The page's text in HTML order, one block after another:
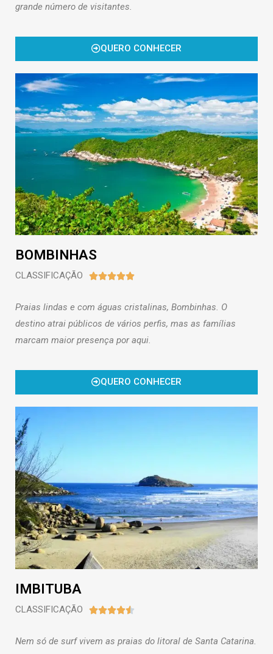
grande número de visitantes.
QUERO CONHECER
BOMBINHAS
CLASSIFICAÇÃO 
Praias lindas e com águas cristalinas, Bombinhas. O
destino atrai públicos de vários perfis, mas as famílias
marcam maior presença por aqui.
QUERO CONHECER
IMBITUBA
CLASSIFICAÇÃO 
Nem só de surf vivem as praias do litoral de Santa Catarina.